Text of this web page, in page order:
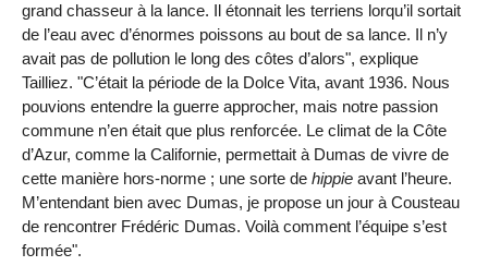
grand chasseur à la lance. Il étonnait les terriens lorqu’il sortait
de l’eau avec d’énormes poissons au bout de sa lance. Il n’y
avait pas de pollution le long des côtes d’alors", explique
Tailliez. "C’était la période de la Dolce Vita, avant 1936. Nous
pouvions entendre la guerre approcher, mais notre passion
commune n’en était que plus renforcée. Le climat de la Côte
d’Azur, comme la Californie, permettait à Dumas de vivre de
cette manière hors-norme ; une sorte de hippie avant l’heure.
M’entendant bien avec Dumas, je propose un jour à Cousteau
de rencontrer Frédéric Dumas. Voilà comment l’équipe s’est
formée".